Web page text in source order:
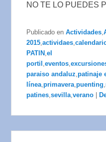
NO TE LO PUEDES
Publicado en Actividades,
2015,actividaes,
PATIN ,el
portil ,eventos,
paraiso andaluz,patinaje
línea,primavera,puenting,
patines,sevilla,verano